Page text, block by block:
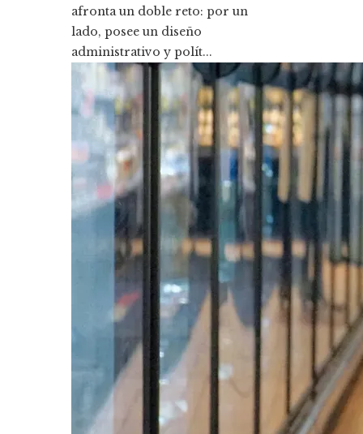
afronta un doble reto: por un
lado, posee un diseño
administrativo y polít...